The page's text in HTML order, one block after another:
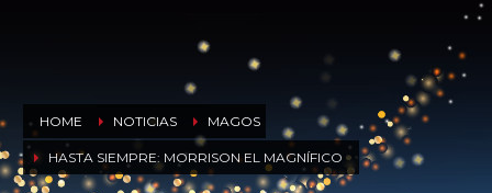
HOME NOTICIAS MAGOS
HASTA SIEMPRE: MORRISON EL MAGNÍFICO